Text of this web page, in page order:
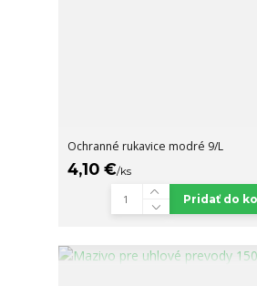
Ochranné rukavice modré 9/L
4,10 €/ks
Pridať do